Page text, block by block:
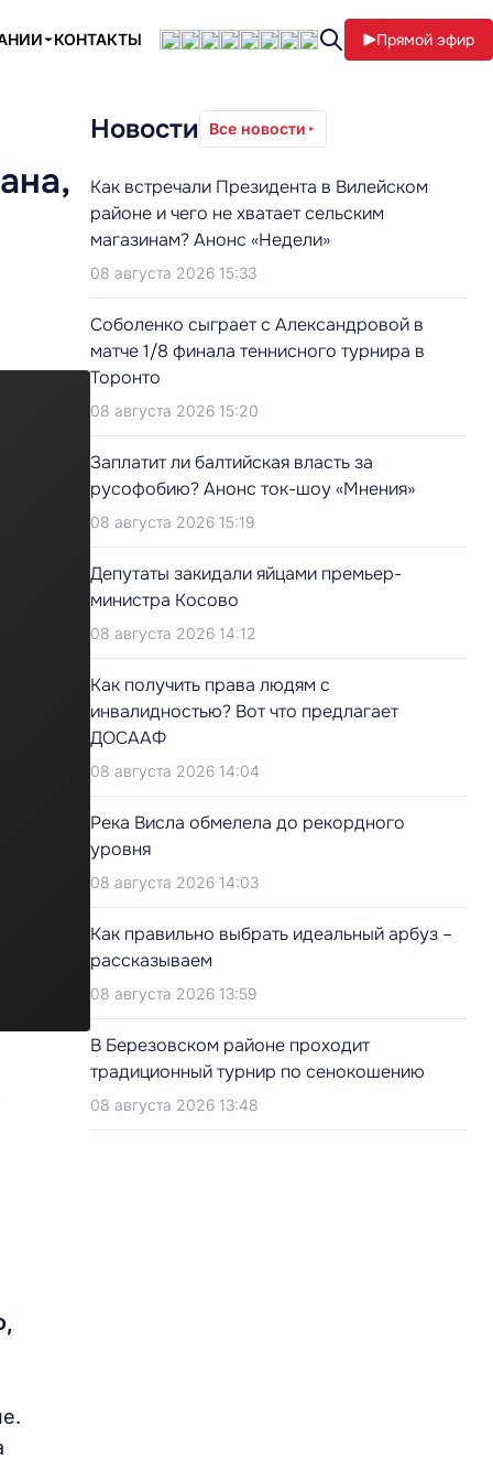
КОНТАКТЫ Прямой эфир
Новости Все новости
Как встречали Президента в Вилейском
районе и чего не хватает сельским
магазинам? Анонс «Недели»
08 августа 2026 15:33
Соболенко сыграет с Александровой в
матче 1/8 финала теннисного турнира в
Торонто
08 августа 2026 15:20
Заплатит ли балтийская власть за
русофобию? Анонс ток-шоу «Мнения»
08 августа 2026 15:19
Депутаты закидали яйцами премьер-
министра Косово
08 августа 2026 14:12
Как получить права людям с
инвалидностью? Вот что предлагает
ДОСААФ
08 августа 2026 14:04
Река Висла обмелела до рекордного
уровня
08 августа 2026 14:03
Как правильно выбрать идеальный арбуз –
рассказываем
08 августа 2026 13:59
В Березовском районе проходит
традиционный турнир по сенокошению
08 августа 2026 13:48